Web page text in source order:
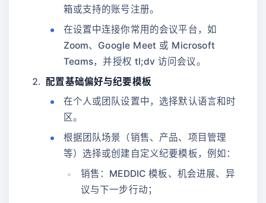
箱或支持的账号注册。
在设置中连接你常用的会议平台，如
Zoom、Google Meet 或 Microsoft
Teams，并授权 tl;dv 访问会议。
配置基础偏好与纪要模板
在个人或团队设置中，选择默认语言和时
区。
根据团队场景（销售、产品、项目管理
等）选择或创建自定义纪要模板，例如：
销售：MEDDIC 模板、机会进展、异
议与下一步行动；